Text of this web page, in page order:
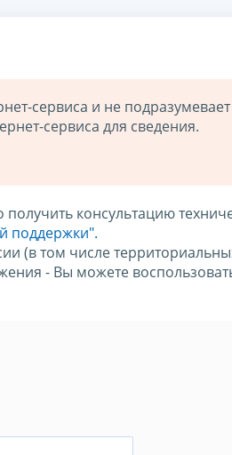
сервиса и не подразумевает
сервиса для сведения.
консультацию
поддержки".
(в том числе
- Вы можете